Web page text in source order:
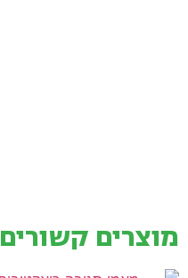
מוצרים קשורים